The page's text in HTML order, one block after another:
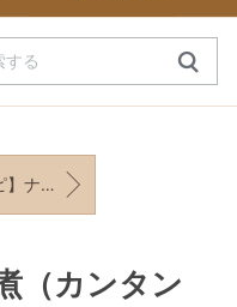
【夏野菜レシピ】ナスとトマトのガーリックオイルチーズ＊超熟フォカッチャに合うレシピ
（カンタン